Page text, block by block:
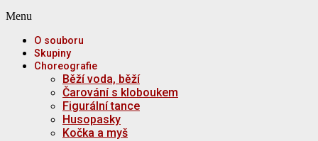
Menu
O souboru
Skupiny
Choreografie
Běží voda, běží
Čarování s kloboukem
Figurální tance
Husopasky
Kočka a myš